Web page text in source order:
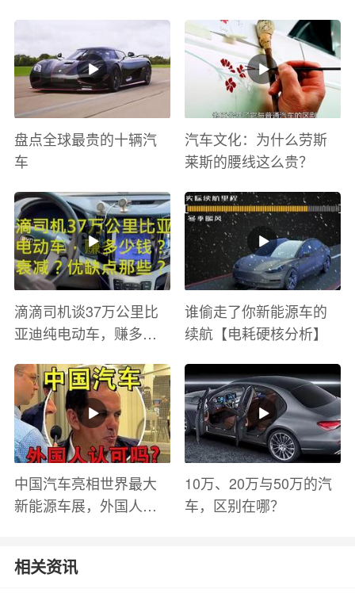
盘点全球最贵的十辆汽
车
汽车文化：为什么劳斯
莱斯的腰线这么贵？
滴滴司机谈37万公里比
亚迪纯电动车，赚多少
有哪些？
谁偷走了你新能源车的
续航【电耗硬核分析】
中国汽车亮相世界最大
新能源车展，外国人怎
10万、20万与50万的汽
车，区别在哪？
相关资讯